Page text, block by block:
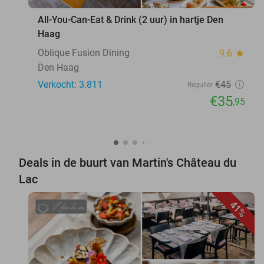
All-You-Can-Eat & Drink (2 uur) in hartje Den
Haag
Oblique Fusion Dining
9.6 star
Den Haag
Verkocht: 3.811
Regulier €45
€35,95
Deals in de buurt van Martin's Château du
Lac
41%